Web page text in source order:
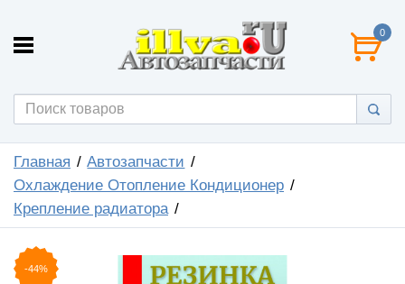
0
Главная
Автозапчасти
Охлаждение Отопление Кондиционер
Крепление радиатора
-44%